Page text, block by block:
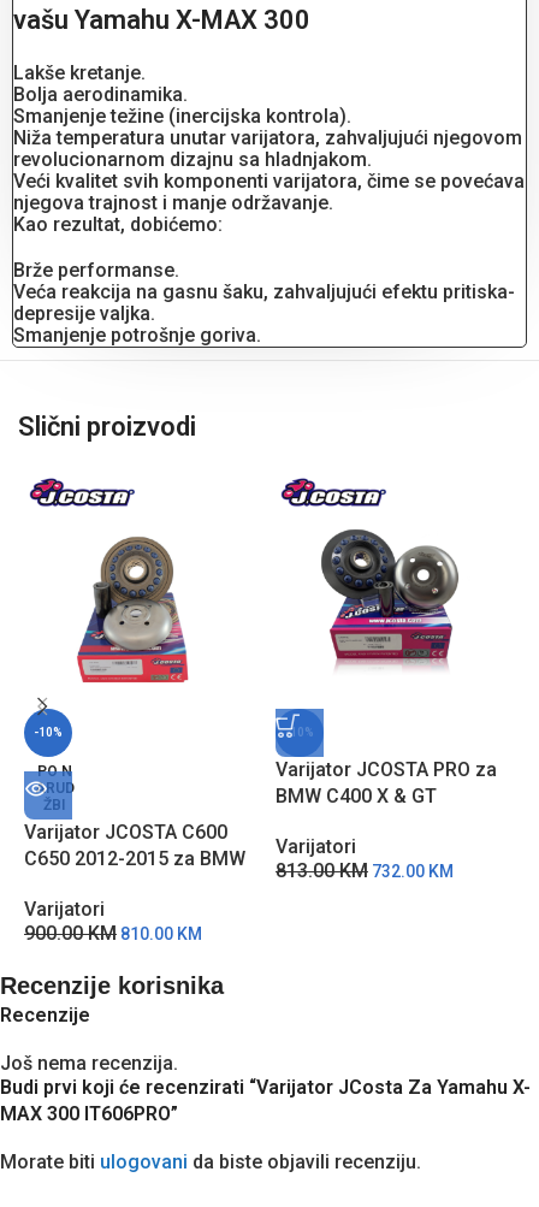
vašu Yamahu X-MAX 300
Lakše kretanje.
Bolja aerodinamika.
Smanjenje težine (inercijska kontrola).
Niža temperatura unutar varijatora, zahvaljujući njegovom
revolucionarnom dizajnu sa hladnjakom.
Veći kvalitet svih komponenti varijatora, čime se povećava
njegova trajnost i manje održavanje.
Kao rezultat, dobićemo:
Brže performanse.
Veća reakcija na gasnu šaku, zahvaljujući efektu pritiska-
depresije valjka.
Smanjenje potrošnje goriva.
Slični proizvodi
-10%
PO N
ARUD
ŽBI
Varijator JCOSTA C600
C650 2012-2015 za BMW
Varijatori
900.00KM 810.00 KM
-10%
Varijator JCOSTA PRO za
BMW C400 X & GT
Varijatori
813.00KM 732.00 KM
Recenzije korisnika
Recenzije
Još nema recenzija.
Budi prvi koji će recenzirati “Varijator JCosta Za Yamahu X-
MAX 300 IT606PRO”
Morate biti ulogovani da biste objavili recenziju.